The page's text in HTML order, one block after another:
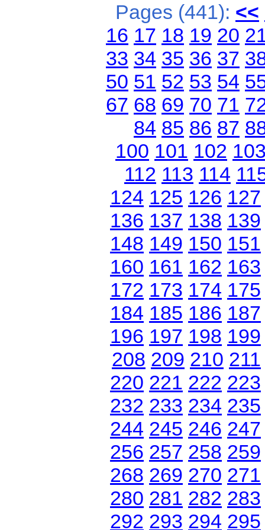
Pages (441): <<
16 17 18 19 20
33 34 35 36 37
50 51 52 53 54
67 68 69 70 71
84 85 86 87
100 101 102
112 113 114
124 125 126 127
136 137 138 139
148 149 150 151
160 161 162 163
172 173 174 175
184 185 186 187
196 197 198 199
208 209 210 211
220 221 222 223
232 233 234 235
244 245 246 247
256 257 258 259
268 269 270 271
280 281 282 283
292 293 294 295